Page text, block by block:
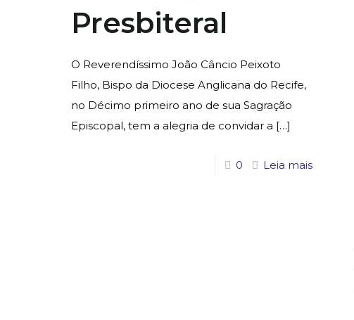
Presbiteral
O Reverendíssimo João Câncio Peixoto
Filho, Bispo da Diocese Anglicana do Recife,
no Décimo primeiro ano de sua Sagração
Episcopal, tem a alegria de convidar a […]
0 Leia mais